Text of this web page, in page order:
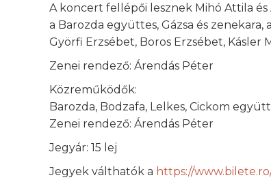
A koncert fellépői lesznek Mihó Attila és
a Barozda együttes, Gázsa és
Györfi Erzsébet, Boros Erzsébet, Kásler
Zenei rendező: Árendás Péter
Közreműködők:
Barozda, Bodzafa, Lelkes, Cickom
Zenei rendező: Árendás Péter
Jegyár: 15 lej
Jegyek válthatók a https://